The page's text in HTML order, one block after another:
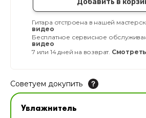
Добавить в
Гитара отстроена в нашей
видео
Бесплатное сервисное
видео
7 или 14 дней на возврат.
Советуем докупить
Увлажнитель для
В наличии
Увлажнитель